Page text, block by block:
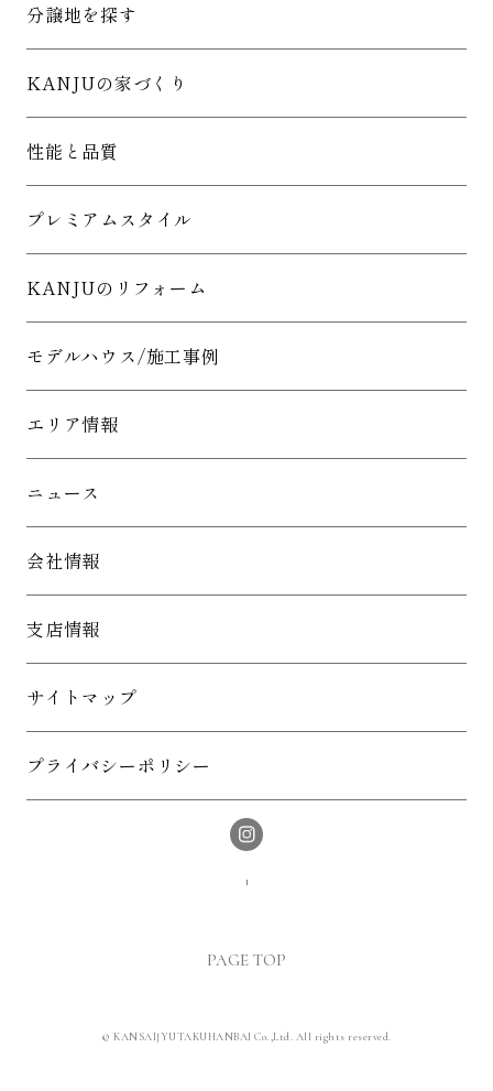
分譲地を探す
KANJUの家づくり
性能と品質
プレミアムスタイル
KANJUのリフォーム
モデルハウス/施工事例
エリア情報
ニュース
会社情報
支店情報
サイトマップ
プライバシーポリシー
PAGE TOP
© KANSAIJYUTAKUHANBAI Co.,Ltd. All rights reserved.